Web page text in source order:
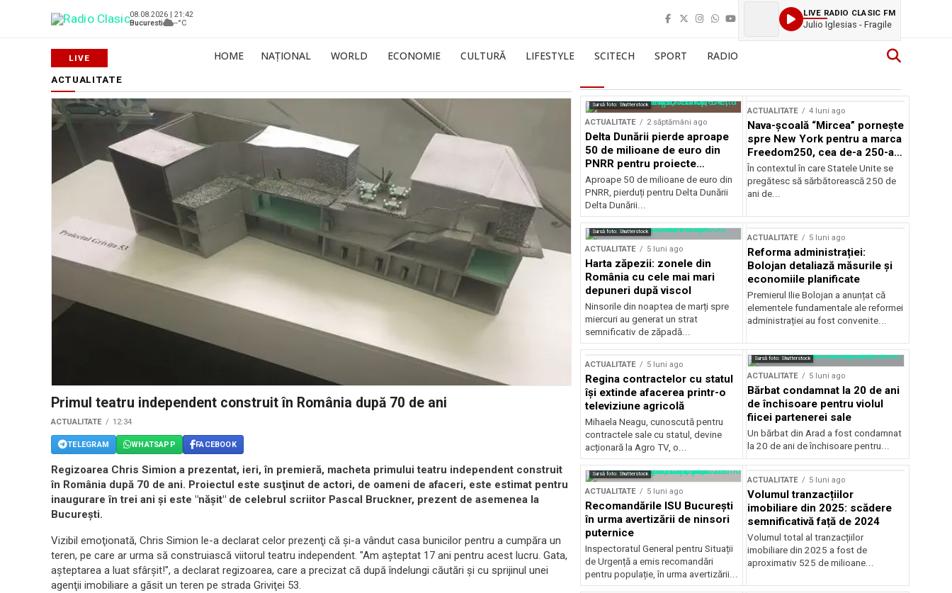
08.08.2026 | 21:42
Bucuresti
--°C
LIVE RADIO CLASIC FM
Julio Iglesias - Fragile
HOME NAȚIONAL WORLD ECONOMIE CULTURĂ LIFESTYLE SCITECH SPORT RADIO
ACTUALITATE
Primul teatru independent construit în România după 70 de ani
ACTUALITATE 12:34
TELEGRAM WHATSAPP FACEBOOK
Regizoarea Chris Simion a prezentat, ieri, în premieră, macheta primului teatru independent construit
în România după 70 de ani. Proiectul este susţinut de actori, de oameni de afaceri, este estimat pentru
inaugurare în trei ani şi este "năşit" de celebrul scriitor Pascal Bruckner, prezent de asemenea la
Bucureşti.
Vizibil emoţionată, Chris Simion le-a declarat celor prezenţi că şi-a vândut casa bunicilor pentru a cumpăra un
teren, pe care ar urma să construiască viitorul teatru independent. "Am aşteptat 17 ani pentru acest lucru. Gata,
aşteptarea a luat sfârşit!", a declarat regizoarea, care a precizat că după îndelungi căutări şi cu sprijinul unei
agenţii imobiliare a găsit un teren pe strada Griviţei 53.
Sursă foto: Shutterstock
ACTUALITATE 2 săptămâni ago
Delta Dunării pierde aproape
50 de milioane de euro din
PNRR pentru proiecte
esențiale
Aproape 50 de milioane de euro din
PNRR, pierduți pentru Delta Dunării
Delta Dunării...
ACTUALITATE 4 luni ago
Nava-școală “Mircea” pornește
spre New York pentru a marca
Freedom250, cea de-a 250-a
aniversare a Statelor Unite
În contextul în care Statele Unite se
pregătesc să sărbătorească 250 de
ani de...
Sursă foto: Shutterstock
ACTUALITATE 5 luni ago
Harta zăpezii: zonele din
România cu cele mai mari
depuneri după viscol
Ninsorile din noaptea de marți spre
miercuri au generat un strat
semnificativ de zăpadă...
ACTUALITATE 5 luni ago
Reforma administrației:
Bolojan detaliază măsurile și
economiile planificate
Premierul Ilie Bolojan a anunțat că
elementele fundamentale ale reformei
administrației au fost convenite...
ACTUALITATE 5 luni ago
Regina contractelor cu statul
își extinde afacerea printr-o
televiziune agricolă
Mihaela Neagu, cunoscută pentru
contractele sale cu statul, devine
acționară la Agro TV, o...
Sursă foto: Shutterstock
ACTUALITATE 5 luni ago
Bărbat condamnat la 20 de ani
de închisoare pentru violul
fiicei partenerei sale
Un bărbat din Arad a fost condamnat
la 20 de ani de închisoare pentru...
Sursă foto: Shutterstock
ACTUALITATE 5 luni ago
Recomandările ISU București
în urma avertizării de ninsori
puternice
Inspectoratul General pentru Situații
de Urgență a emis recomandări
pentru populație, în urma avertizării...
ACTUALITATE 5 luni ago
Volumul tranzacțiilor
imobiliare din 2025: scădere
semnificativă față de 2024
Volumul total al tranzacțiilor
imobiliare din 2025 a fost de
aproximativ 525 de milioane...